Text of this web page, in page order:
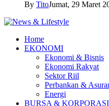
By TitoJumat, 29 Maret
Home
EKONOMI
Ekonomi & Bisnis
Ekonomi Rakyat
Sektor Riil
Perbankan &
Energi
BURSA & KORPORASI